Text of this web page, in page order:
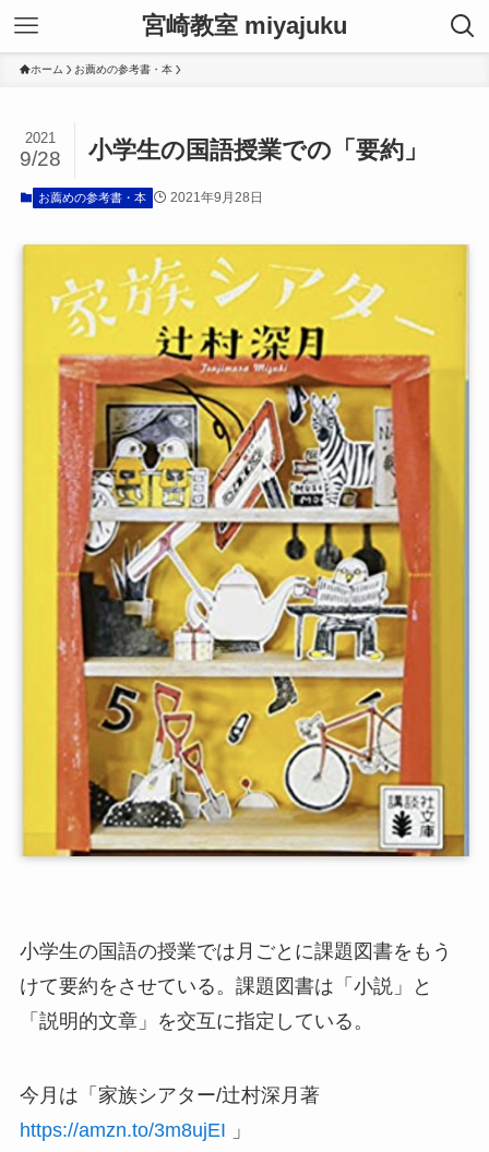
宮崎教室 miyajuku
ホーム お薦めの参考書・本
小学生の国語授業での「要約」
2021
9/28
お薦めの参考書・本 2021年9月28日
小学生の国語の授業では月ごとに課題図書をもう
けて要約をさせている。課題図書は「小説」と
「説明的文章」を交互に指定している。
今月は「家族シアター/辻村深月著
https://amzn.to/3m8ujEI 」